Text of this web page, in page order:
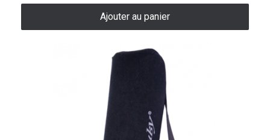
Ajouter au panier